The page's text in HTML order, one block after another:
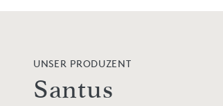
UNSER PRODUZENT
Santus